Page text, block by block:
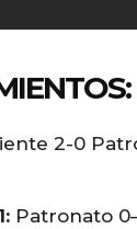
2-0
Patronato